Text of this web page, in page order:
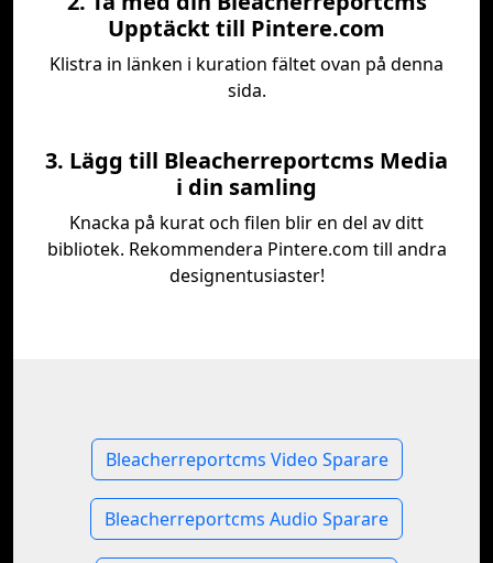
Upptäckt till Pintere.com
Klistra in länken i kuration fältet ovan på denna
sida.
3. Lägg till Bleacherreportcms Media
i din samling
Knacka på kurat och filen blir en del av ditt
bibliotek. Rekommendera Pintere.com till andra
designentusiaster!
Bleacherreportcms Video Sparare
Bleacherreportcms Audio Sparare